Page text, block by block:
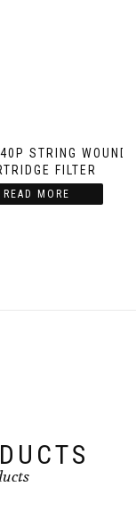
STRING WOUND
FILTER
READ MORE